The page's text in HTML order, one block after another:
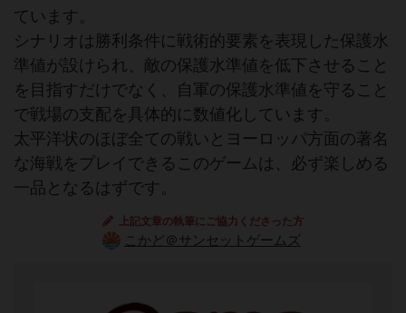
ています。
シナリオは勝利条件に戦術的要素を表現した保護水
準値が設けられ、敵の保護水準値を低下させること
を目指すだけでなく、自軍の保護水準値を守ること
で戦場の支配を具体的に数値化しています。
太平洋状のほぼ全ての戦いとヨーロッパ方面の著名
な海戦をプレイできるこのゲームは、必ず楽しめる
一品となるはずです。
上記文章の執筆にご協力くださった方
こかど＠サンセットゲームズ